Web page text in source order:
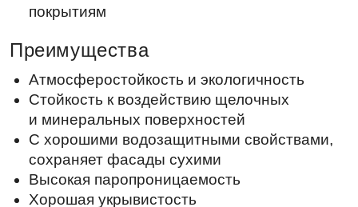
Во избежание образования заметных
стыков отдельных участков окрашенной
поверхности наносить методом «мокрое по
мокрому» за один проход
При окраске и сушке лакокрасочного
покрытия в условиях высокой влажности
воздуха и прохладной погоды может
сохраняет фасады сухими
Примечания